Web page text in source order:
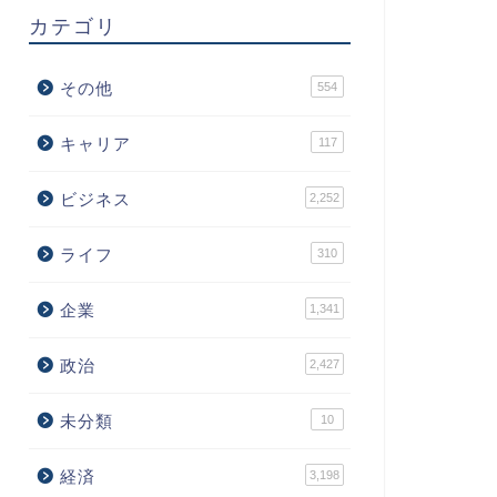
カテゴリ
その他 554
キャリア 117
ビジネス 2,252
ライフ 310
企業 1,341
政治 2,427
未分類 10
経済 3,198